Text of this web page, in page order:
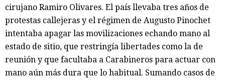
cirujano Ramiro Olivares. El país llevaba tres años de
protestas callejeras y el régimen de Augusto Pinochet
intentaba apagar las movilizaciones echando mano al
estado de sitio, que restringía libertades como la de
reunión y que facultaba a Carabineros para actuar con
mano aún más dura que lo habitual. Sumando casos de